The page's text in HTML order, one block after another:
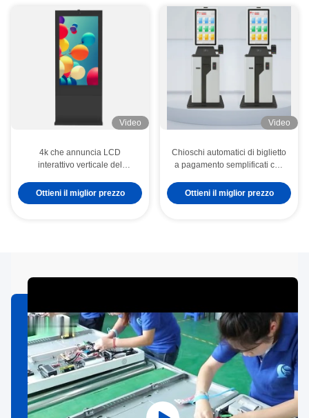
Video
4k che annuncia LCD
interattivo verticale del
chiosco a 32 pollici
Ottieni il miglior prezzo
Video
Chioschi automatici di biglietto
a pagamento semplificati con
Ottieni il miglior prezzo